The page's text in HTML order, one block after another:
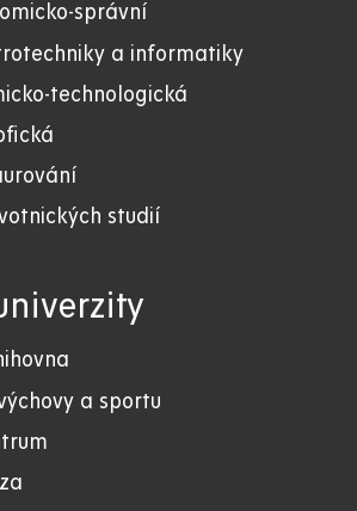
správní
a informatiky
technologická
studií
a sportu